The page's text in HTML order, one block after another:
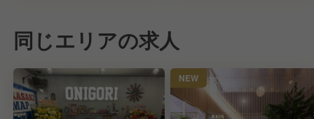
同じエリアの求人
NEW